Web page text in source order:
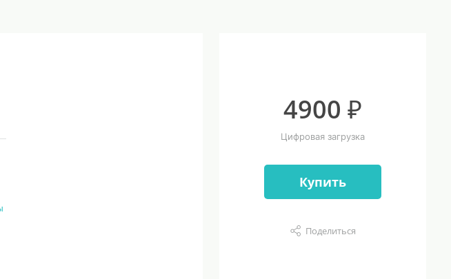
4900 ₽
Цифровая загрузка
Купить
Поделиться